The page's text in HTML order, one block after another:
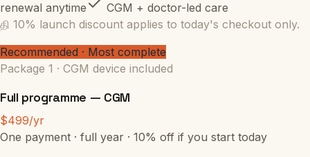
renewal anytime
CGM + doctor-led care
தி 10% launch discount applies to today's checkout only.
Recommended · Most complete
Package 1 · CGM device included
Full programme — CGM
$499/yr
One payment · full year · 10% off if you start today